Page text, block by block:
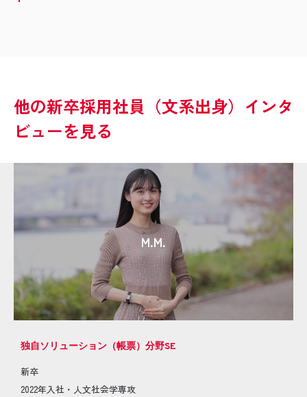
他の新卒採用社員（文系出身）インタ
ビューを見る
M.M.
独自ソリューション（帳票）分野SE
新卒
2022年入社・人文社会学専攻